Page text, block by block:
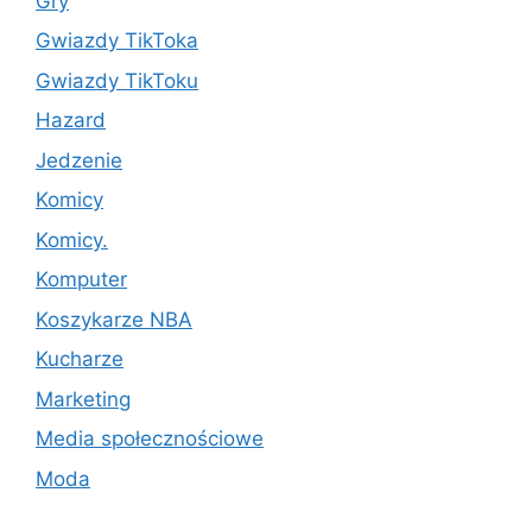
Gwiazdy TikToka
Gwiazdy TikToku
Hazard
Jedzenie
Komicy
Komicy.
Komputer
Koszykarze NBA
Kucharze
Marketing
Media społecznościowe
Moda